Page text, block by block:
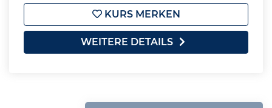
KURS MERKEN
WEITERE DETAILS